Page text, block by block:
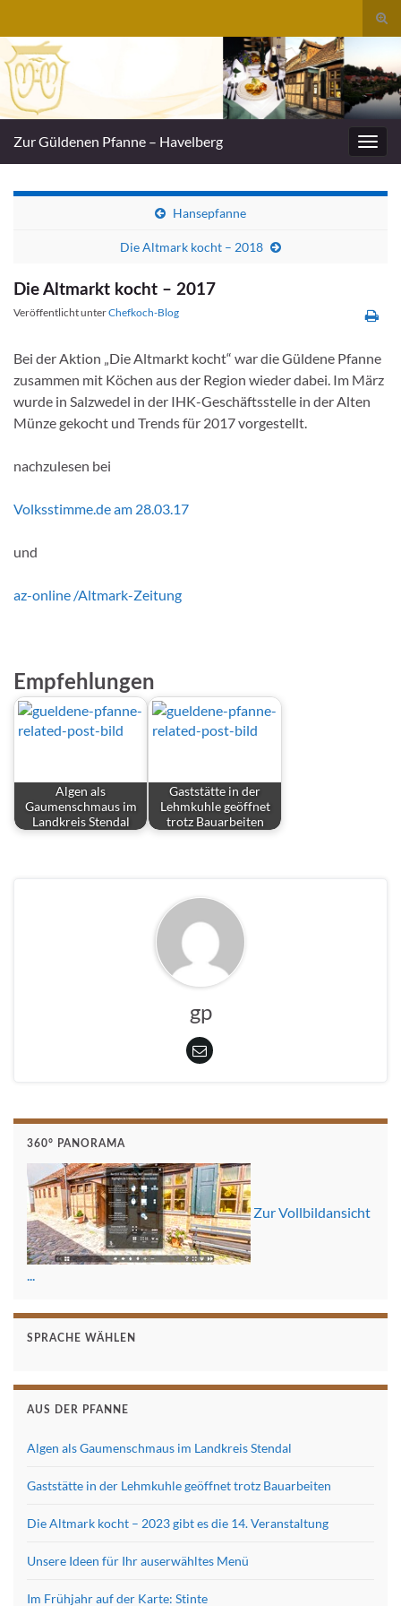
Zur Güldenen Pfanne – Havelberg
Hansepfanne
Die Altmark kocht – 2018
Die Altmarkt kocht – 2017
Veröffentlicht unterChefkoch-Blog
Bei der Aktion „Die Altmarkt kocht“ war die Güldene Pfanne
zusammen mit Köchen aus der Region wieder dabei. Im März
wurde in Salzwedel in der IHK-Geschäftsstelle in der Alten
Münze gekocht und Trends für 2017 vorgestellt.
nachzulesen bei
Volksstimme.de am 28.03.17
und
az-online /Altmark-Zeitung
Empfehlungen
Algen als
Gaumenschmaus im
Landkreis Stendal
Gaststätte in der
Lehmkuhle geöffnet
trotz Bauarbeiten
gp
360° PANORAMA
Zur Vollbildansicht
...
SPRACHE WÄHLEN
AUS DER PFANNE
Algen als Gaumenschmaus im Landkreis Stendal
Gaststätte in der Lehmkuhle geöffnet trotz Bauarbeiten
Die Altmark kocht – 2023 gibt es die 14. Veranstaltung
Unsere Ideen für Ihr auserwähltes Menü
Im Frühjahr auf der Karte: Stinte